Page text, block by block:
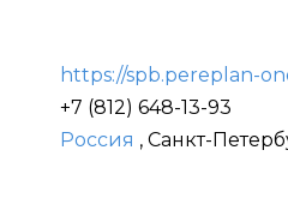
https://spb.pereplan-
+7 (812) 648-13-93
Россия , Санкт-